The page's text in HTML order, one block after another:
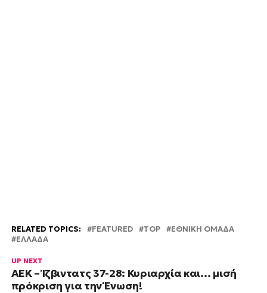
RELATED TOPICS: FEATURED TOP
ΕΘΝΙΚΗ ΟΜΑΔΑ
ΕΛΛΑΔΑ
UP NEXT
ΑΕΚ – Ίζβιντατς 37-28: Κυριαρχία και… μισή
πρόκριση για την Ένωση!